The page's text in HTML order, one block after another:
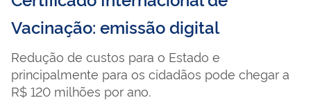
Vacinação: emissão digital
Redução de custos para o Estado e
principalmente para os cidadãos pode chegar a
R$ 120 milhões por ano.